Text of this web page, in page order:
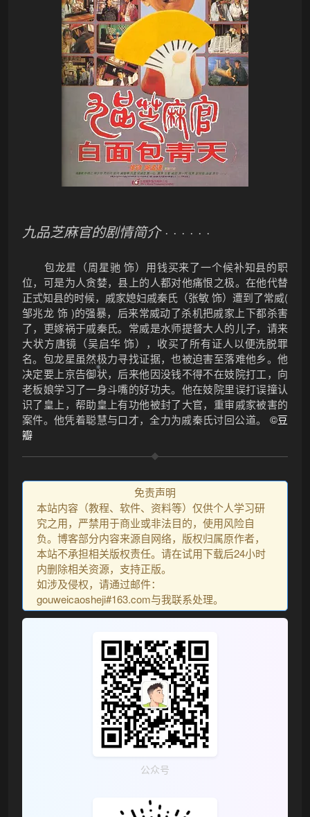
九品芝麻官的剧情简介· · · · · ·
包龙星（周星驰 饰）用钱买来了一个候补知县的职
位，可是为人贪婪，县上的人都对他痛恨之极。在他代替
正式知县的时候，戚家媳妇戚秦氏（张敏 饰）遭到了常威(
邹兆龙 饰 )的强暴，后来常威动了杀机把戚家上下都杀害
了，更嫁祸于戚秦氏。常威是水师提督大人的儿子，请来
大状方唐镜（吴启华 饰），收买了所有证人以便洗脱罪
名。包龙星虽然极力寻找证据，也被迫害至落难他乡。他
决定要上京告御状，后来他因没钱不得不在妓院打工，向
老板娘学习了一身斗嘴的好功夫。他在妓院里误打误撞认
识了皇上，帮助皇上有功他被封了大官，重审戚家被害的
案件。他凭着聪慧与口才，全力为戚秦氏讨回公道。 ©豆
瓣
免责声明
本站内容（教程、软件、资料等）仅供个人学习研
究之用，严禁用于商业或非法目的，使用风险自
负。博客部分内容来源自网络，版权归属原作者，
本站不承担相关版权责任。请在试用下载后24小时
内删除相关资源，支持正版。
如涉及侵权，请通过邮件：
gouweicaosheji#163.com与我联系处理。
公众号